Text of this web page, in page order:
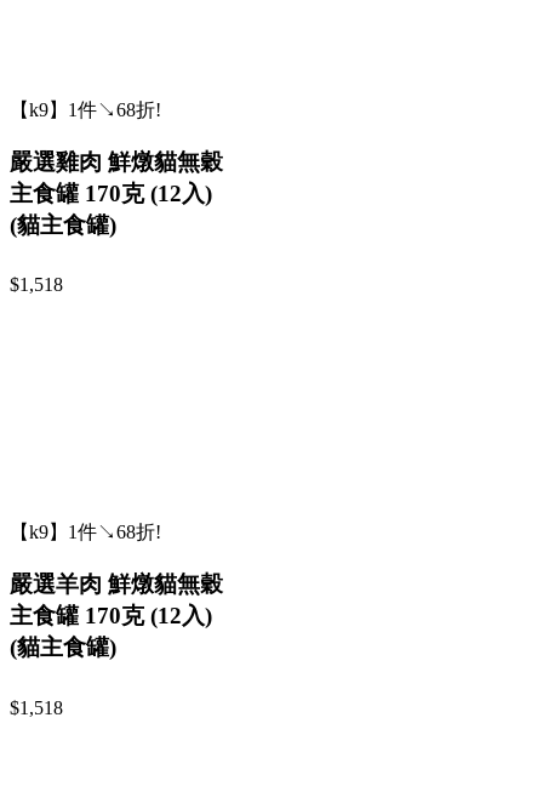
【k9】1件↘68折!
嚴選雞肉 鮮燉貓無穀
主食罐 170克 (12入)
(貓主食罐)
$1,518
【k9】1件↘68折!
嚴選羊肉 鮮燉貓無穀
主食罐 170克 (12入)
(貓主食罐)
$1,518